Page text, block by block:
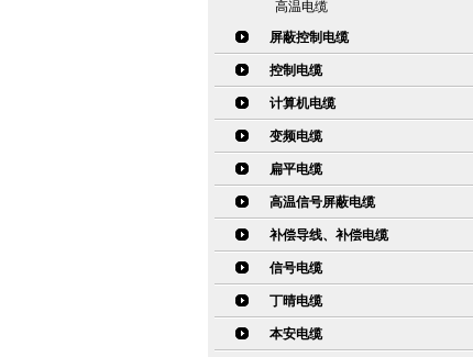
高温电缆
屏蔽控制电缆
控制电缆
计算机电缆
变频电缆
扁平电缆
高温信号屏蔽电缆
补偿导线、补偿电缆
信号电缆
丁晴电缆
本安电缆